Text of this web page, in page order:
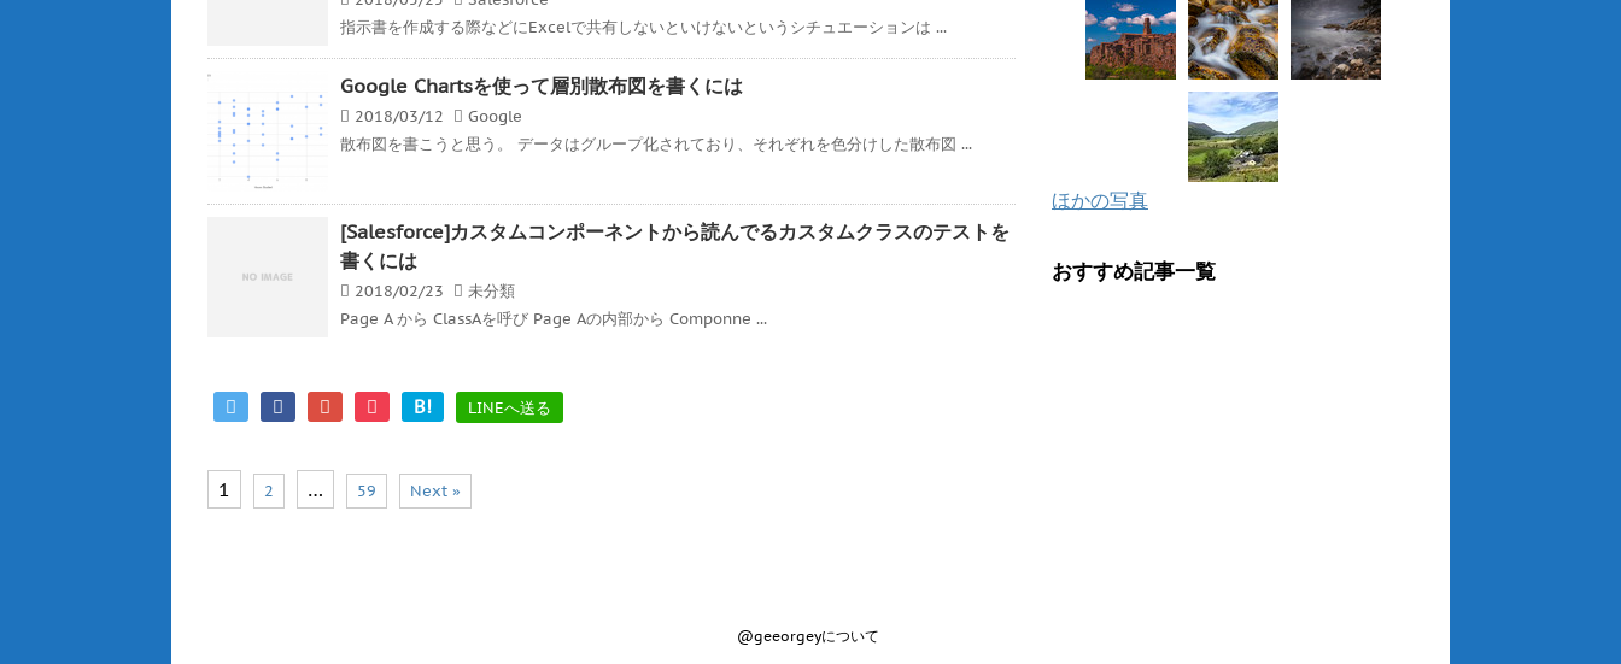
指示書を作成する際などにExcelで共有しないといけないというシチュエーションは ...
Google Chartsを使って層別散布図を書くには
2018/03/12
Google
散布図を書こうと思う。 データはグループ化されており、それぞれを色分けした散布図 ...
[Salesforce]カスタムコンポーネントから読んでるカスタムクラスのテストを
書くには
2018/02/23
未分類
Page A から ClassAを呼び Page Aの内部から Componne ...
B! LINEへ送る
1 2 … 59 Next »
ほかの写真
おすすめ記事一覧
@geeorgeyについて